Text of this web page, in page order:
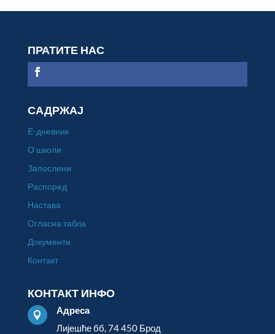
ПРАТИТЕ НАС
САДРЖАЈ
Е-дневник
О школи
Запослени
Распоред
Настава
Огласна табла
Документи
Контакт
КОНТАКТ ИНФО

Адреса
Лијешће бб, 74 450 Брод